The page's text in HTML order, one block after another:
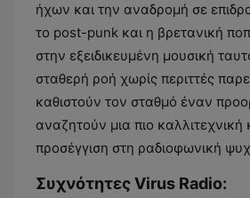
ήχων και την αναδρομή σε
το post-punk και η βρετανική
στην εξειδικευμένη μουσική
σταθερή ροή χωρίς περιττές
καθιστούν τον σταθμό έναν
αναζητούν μια πιο καλλιτεχνική
προσέγγιση στη ραδιοφωνική
Συχνότητες Virus Radio: